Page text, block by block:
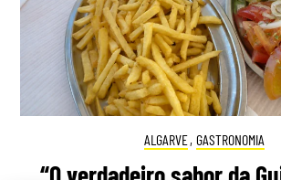
ALGARVE, GASTRONOMIA